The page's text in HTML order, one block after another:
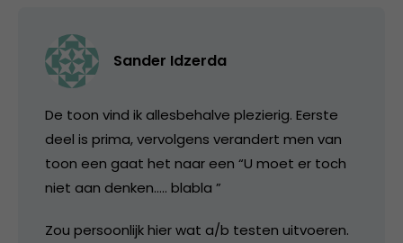
Sander Idzerda
De toon vind ik allesbehalve plezierig. Eerste
deel is prima, vervolgens verandert men van
toon een gaat het naar een “U moet er toch
niet aan denken….. blabla ”
Zou persoonlijk hier wat a/b testen uitvoeren.